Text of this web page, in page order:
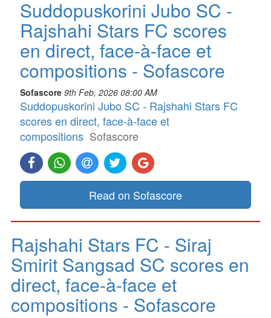
Suddopuskorini Jubo SC -
Rajshahi Stars FC scores
en direct, face-à-face et
compositions - Sofascore
Sofascore 9th Feb, 2026 08:00 AM
Suddopuskorini Jubo SC - Rajshahi Stars FC
scores en direct, face-à-face et
compositions Sofascore
Read on Sofascore
Rajshahi Stars FC - Siraj
Smirit Sangsad SC scores en
direct, face-à-face et
compositions - Sofascore